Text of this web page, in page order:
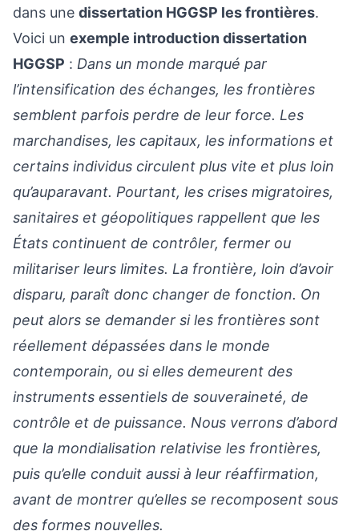
dans une dissertation HGGSP les frontières.
Voici un exemple introduction dissertation
HGGSP : Dans un monde marqué par
l’intensification des échanges, les frontières
semblent parfois perdre de leur force. Les
marchandises, les capitaux, les informations et
certains individus circulent plus vite et plus loin
qu’auparavant. Pourtant, les crises migratoires,
sanitaires et géopolitiques rappellent que les
États continuent de contrôler, fermer ou
militariser leurs limites. La frontière, loin d’avoir
disparu, paraît donc changer de fonction. On
peut alors se demander si les frontières sont
réellement dépassées dans le monde
contemporain, ou si elles demeurent des
instruments essentiels de souveraineté, de
contrôle et de puissance. Nous verrons d’abord
que la mondialisation relativise les frontières,
puis qu’elle conduit aussi à leur réaffirmation,
avant de montrer qu’elles se recomposent sous
des formes nouvelles.